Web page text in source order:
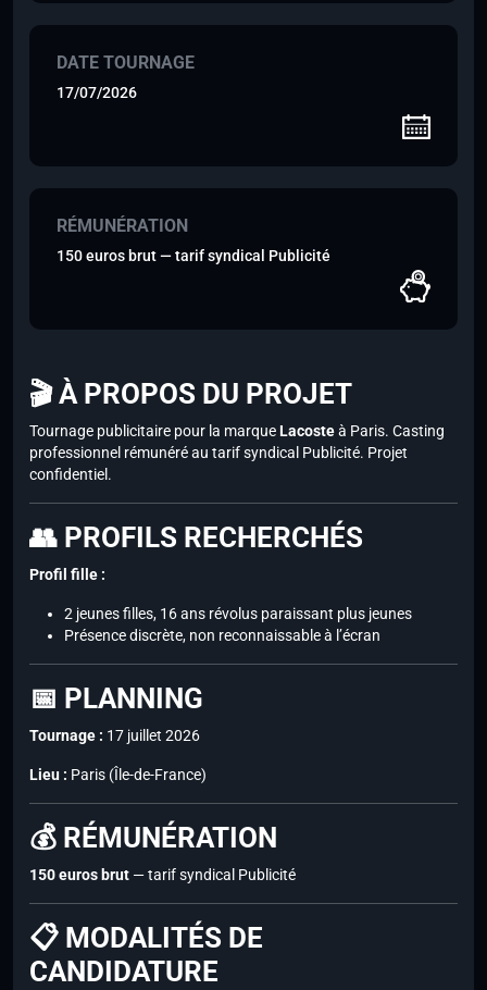
DATE TOURNAGE
17/07/2026
RÉMUNÉRATION
150 euros brut — tarif syndical Publicité
🎬 À PROPOS DU PROJET
Tournage publicitaire pour la marqueLacosteà Paris. Casting
professionnel rémunéré au tarif syndical Publicité. Projet
confidentiel.
👥 PROFILS RECHERCHÉS
Profil fille :
2 jeunes filles, 16 ans révolus paraissant plus jeunes
Présence discrète, non reconnaissable à l’écran
📅 PLANNING
Tournage : 17 juillet 2026
Lieu : Paris (Île-de-France)
💰 RÉMUNÉRATION
150 euros brut — tarif syndical Publicité
📋 MODALITÉS DE
CANDIDATURE